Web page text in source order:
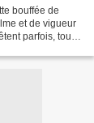
bouffée de
et de vigueur
parfois, tout